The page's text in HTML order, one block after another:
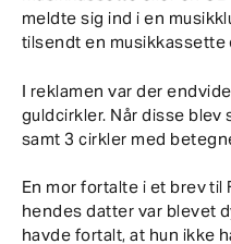
meldte sig ind i en
tilsendt en musikkassette
I reklamen var der
guldcirkler. Når disse blev
samt 3 cirkler med
En mor fortalte i et brev
hendes datter var blevet
havde fortalt, at hun ikke